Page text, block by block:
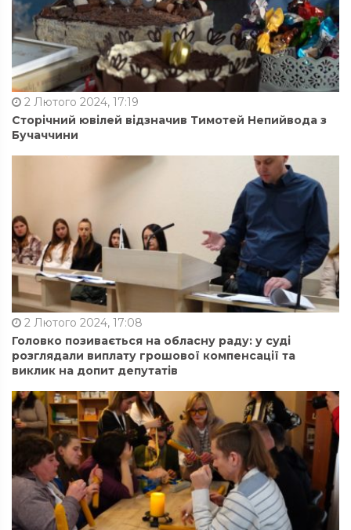
2 Лютого 2024, 17:19
Сторічний ювілей відзначив Тимотей Непийвода з
Бучаччини
2 Лютого 2024, 17:08
Головко позивається на обласну раду: у суді
розглядали виплату грошової компенсації та
виклик на допит депутатів